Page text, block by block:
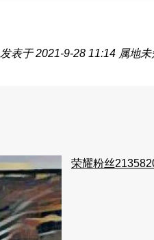
发表于 2021-9-28 11:14 属地未
荣耀粉丝